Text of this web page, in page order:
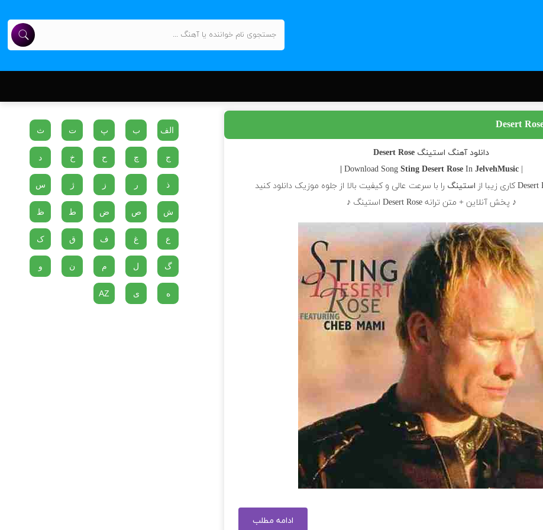
دانلود آهنگ استینگ Desert Rose
| Download Song
Sting Desert RoseIn JelvehMusic |
استینگ را با سرعت عالی و کیفیت بالا از جلوه موزیک دانلود کنید
♪ پخش آنلاین + متن ترانه Desert Rose استینگ ♪
ادامه مطلب
الف ب پ ت ث
ج چ ح خ د
ذ ر ز ژ س
ش ص ض ط ظ
ع غ ف ق ک
گ ل م ن و
ه ی AZ